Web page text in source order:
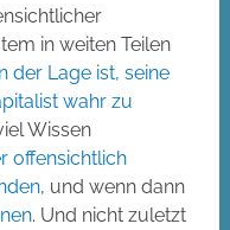
in weiten Teilen
der Lage ist, seine
wahr zu
Wissen
offensichtlich
, und wenn dann
. Und nicht zuletzt